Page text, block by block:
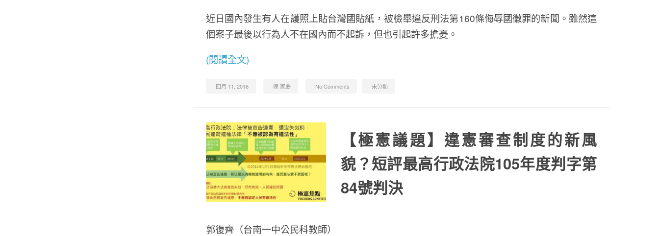
近日國內發生有人在護照上貼台灣國貼紙，被檢舉違反刑法第160條侮辱國徽罪的新聞。雖然這
個案子最後以行為人不在國內而不起訴，但也引起許多擔憂。
(閱讀全文)
四月 11, 2016 陳 家慶 No Comments 未分類
【極憲議題】違憲審查制度的新風
貌？短評最高行政法院105年度判字第
84號判決
郭復齊（台南一中公民科教師）